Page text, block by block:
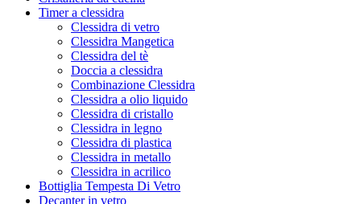
Timer a clessidra
Clessidra di vetro
Clessidra Mangetica
Clessidra del tè
Doccia a clessidra
Combinazione Clessidra
Clessidra a olio liquido
Clessidra di cristallo
Clessidra in legno
Clessidra di plastica
Clessidra in metallo
Clessidra in acrilico
Bottiglia Tempesta Di Vetro
Decanter in vetro